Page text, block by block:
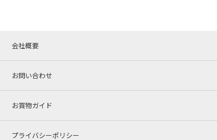
会社概要
お問い合わせ
お買物ガイド
プライバシーポリシー